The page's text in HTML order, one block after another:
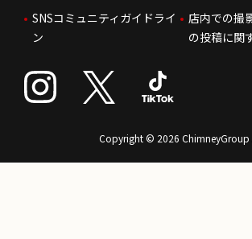
SNSコミュニティガイドライ
ン
店内での撮
の投稿に関
Copyright © 2026 ChimneyGroup